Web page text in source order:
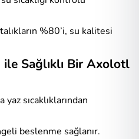
%80’i, su kalitesi
Sağlıklı Bir Axolotl
sıcaklıklarından
beslenme sağlanır.